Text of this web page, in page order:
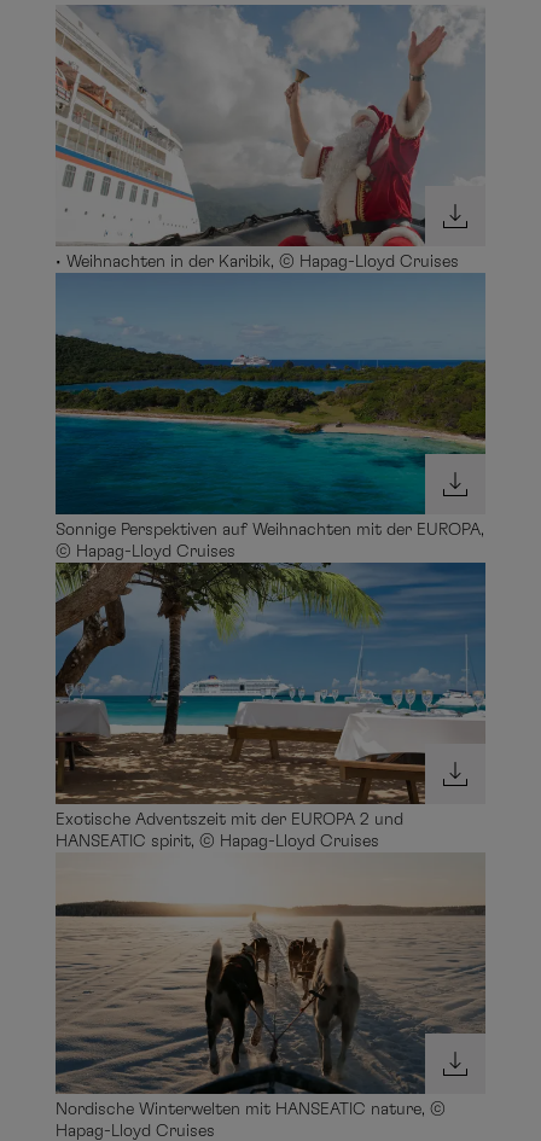
• Weihnachten in der Karibik, © Hapag-Lloyd Cruises
Sonnige Perspektiven auf Weihnachten mit der EUROPA,
© Hapag-Lloyd Cruises
Exotische Adventszeit mit der EUROPA 2 und
HANSEATIC spirit, © Hapag-Lloyd Cruises
Nordische Winterwelten mit HANSEATIC nature, ©
Hapag-Lloyd Cruises